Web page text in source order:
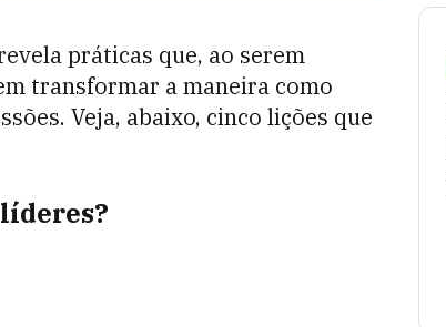
práticas que, ao serem
transformar a maneira como
Veja, abaixo, cinco lições que